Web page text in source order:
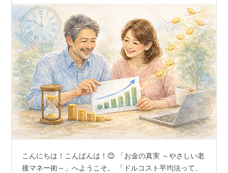
こんにちは！こんばんは！😊 「お金の真実 ～やさしい老
後マネー術～」へようこそ。 「ドルコスト平均法って、